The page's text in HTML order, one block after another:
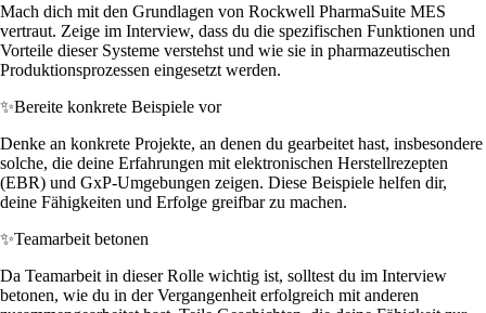
Mach dich mit den Grundlagen von Rockwell PharmaSuite MES
vertraut. Zeige im Interview, dass du die spezifischen Funktionen und
Vorteile dieser Systeme verstehst und wie sie in pharmazeutischen
Produktionsprozessen eingesetzt werden.
✨Bereite konkrete Beispiele vor
Denke an konkrete Projekte, an denen du gearbeitet hast, insbesondere
solche, die deine Erfahrungen mit elektronischen Herstellrezepten
(EBR) und GxP-Umgebungen zeigen. Diese Beispiele helfen dir,
deine Fähigkeiten und Erfolge greifbar zu machen.
✨Teamarbeit betonen
Da Teamarbeit in dieser Rolle wichtig ist, solltest du im Interview
betonen, wie du in der Vergangenheit erfolgreich mit anderen